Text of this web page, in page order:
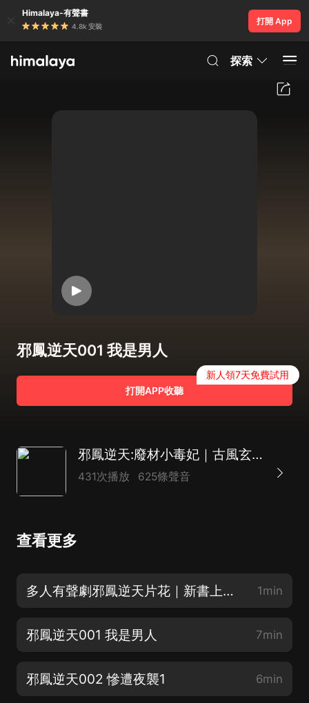
Himalaya-有聲書
4.8k 安裝
打開 App
探索
邪鳳逆天001 我是男人
打開APP收聽
新人領7天免費試用
邪鳳逆天:廢材小毒妃｜古風玄幻｜多人精品有聲劇
431次播放 625條聲音
查看更多
多人有聲劇邪鳳逆天片花｜新書上線｜求訂閱 關注 點讚 1min
邪鳳逆天001 我是男人 7min
邪鳳逆天002 慘遭夜襲1 6min